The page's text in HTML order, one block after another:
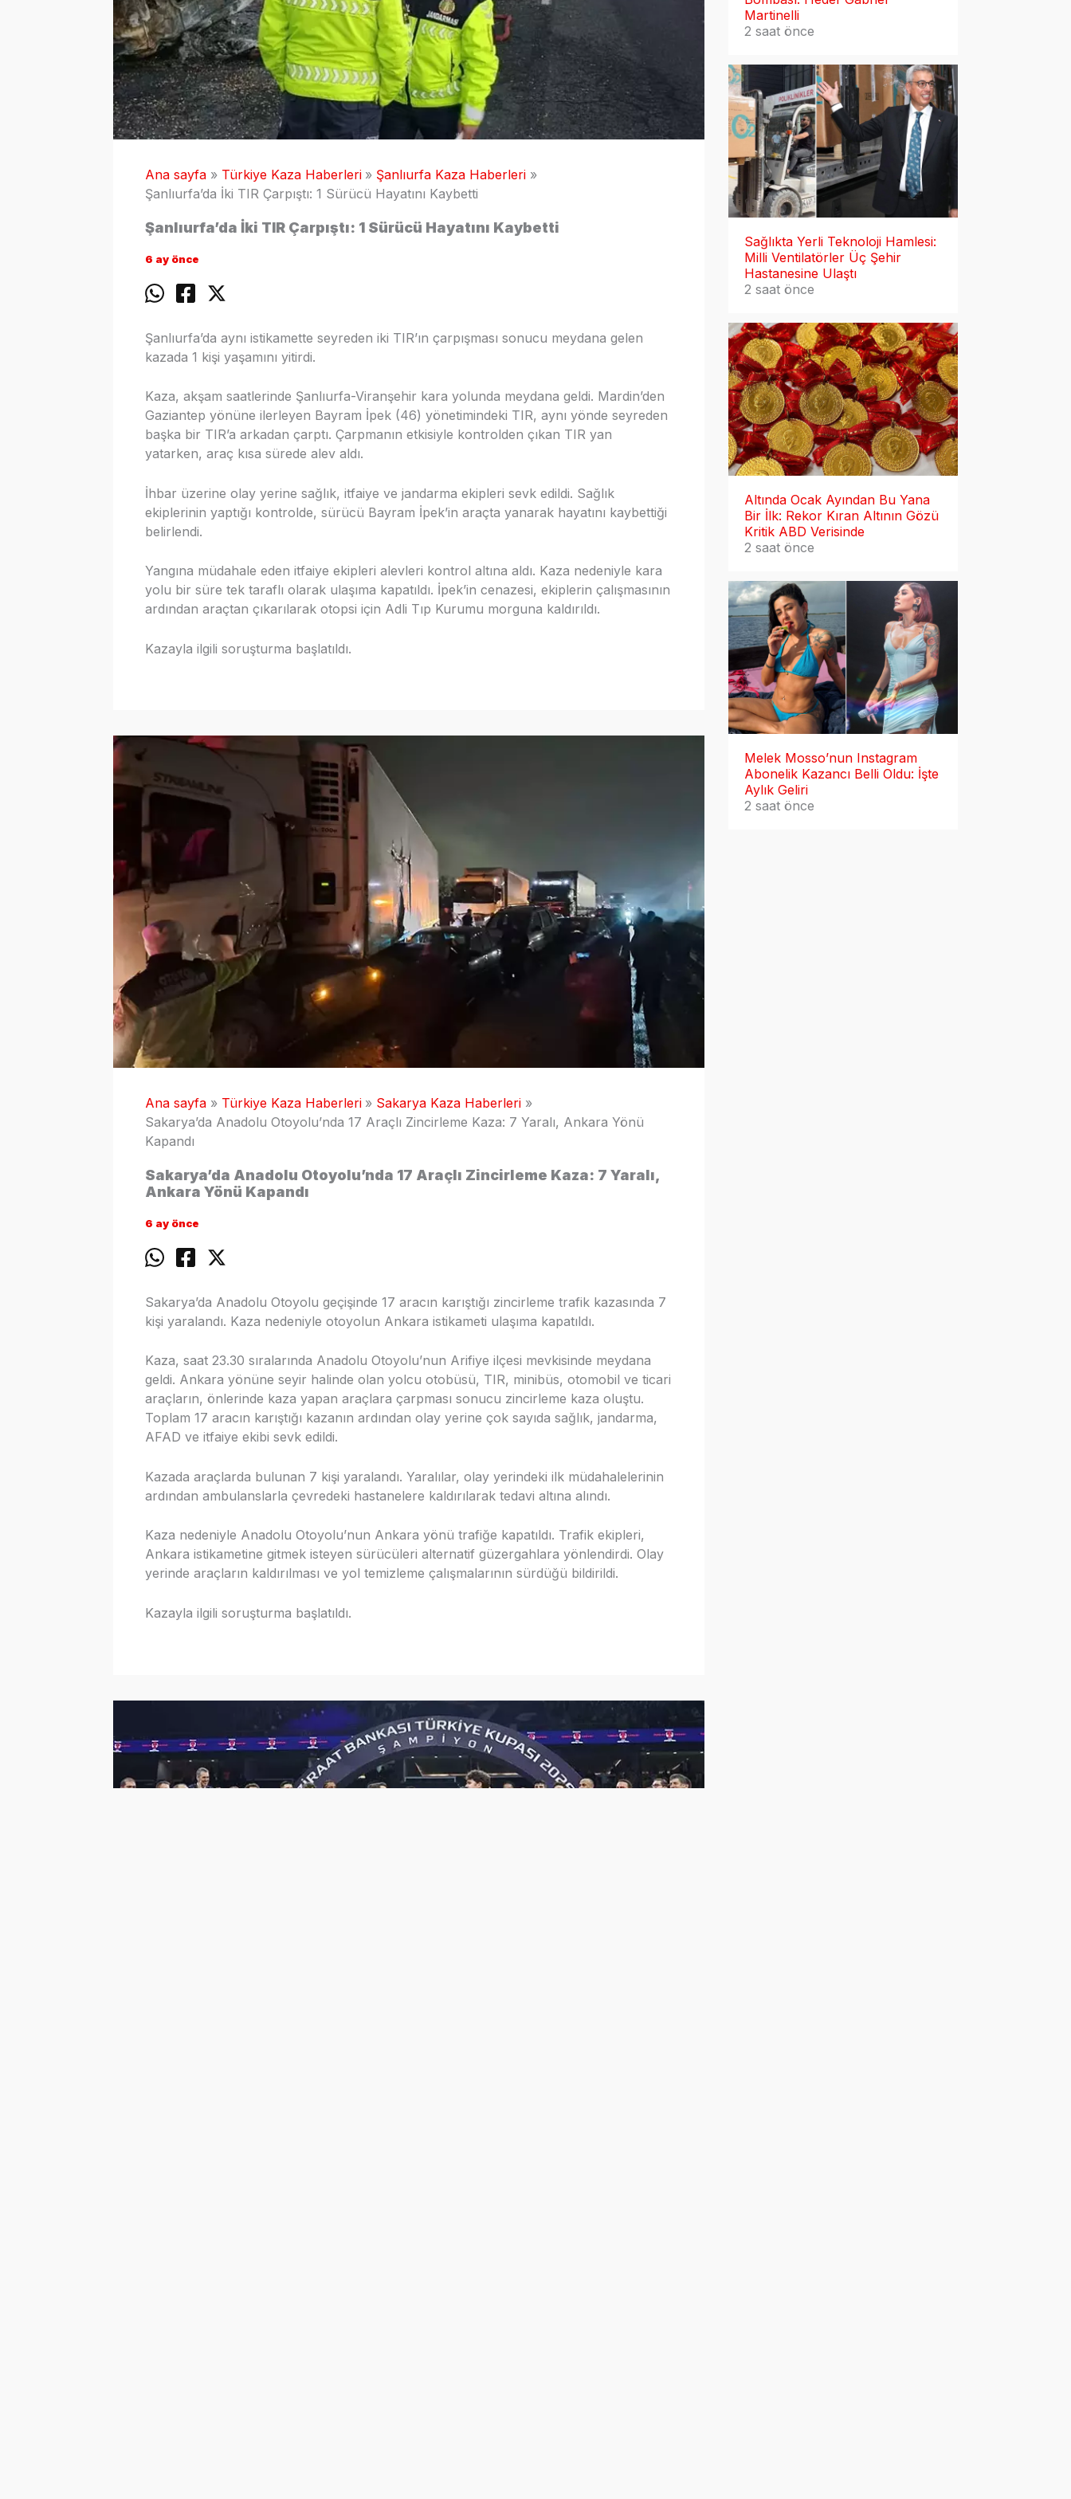
Ana sayfa Türkiye Kaza Haberleri
Şanlıurfa Kaza Haberleri
Şanlıurfa’da İki TIR Çarpıştı: 1 Sürücü Hayatını Kaybetti
Şanlıurfa’da İki TIR Çarpıştı: 1 Sürücü Hayatını Kaybetti
6 ay önce
Şanlıurfa’da aynı istikamette seyreden iki TIR’ın çarpışması sonucu meydana gelen
kazada 1 kişi yaşamını yitirdi.
Kaza, akşam saatlerinde Şanlıurfa-Viranşehir kara yolunda meydana geldi. Mardin’den
Gaziantep yönüne ilerleyen Bayram İpek (46) yönetimindeki TIR, aynı yönde seyreden
başka bir TIR’a arkadan çarptı. Çarpmanın etkisiyle kontrolden çıkan TIR yan
yatarken, araç kısa sürede alev aldı.
İhbar üzerine olay yerine sağlık, itfaiye ve jandarma ekipleri sevk edildi. Sağlık
ekiplerinin yaptığı kontrolde, sürücü Bayram İpek’in araçta yanarak hayatını kaybettiği
belirlendi.
Yangına müdahale eden itfaiye ekipleri alevleri kontrol altına aldı. Kaza nedeniyle kara
yolu bir süre tek taraflı olarak ulaşıma kapatıldı. İpek’in cenazesi, ekiplerin çalışmasının
ardından araçtan çıkarılarak otopsi için Adli Tıp Kurumu morguna kaldırıldı.
Kazayla ilgili soruşturma başlatıldı.
Ana sayfa Türkiye Kaza Haberleri
Sakarya Kaza Haberleri
Sakarya’da Anadolu Otoyolu’nda 17 Araçlı Zincirleme Kaza: 7 Yaralı, Ankara Yönü
Kapandı
Sakarya’da Anadolu Otoyolu’nda 17 Araçlı Zincirleme Kaza: 7 Yaralı,
Ankara Yönü Kapandı
6 ay önce
Sakarya’da Anadolu Otoyolu geçişinde 17 aracın karıştığı zincirleme trafik kazasında 7
kişi yaralandı. Kaza nedeniyle otoyolun Ankara istikameti ulaşıma kapatıldı.
Kaza, saat 23.30 sıralarında Anadolu Otoyolu’nun Arifiye ilçesi mevkisinde meydana
geldi. Ankara yönüne seyir halinde olan yolcu otobüsü, TIR, minibüs, otomobil ve ticari
araçların, önlerinde kaza yapan araçlara çarpması sonucu zincirleme kaza oluştu.
Toplam 17 aracın karıştığı kazanın ardından olay yerine çok sayıda sağlık, jandarma,
AFAD ve itfaiye ekibi sevk edildi.
Kazada araçlarda bulunan 7 kişi yaralandı. Yaralılar, olay yerindeki ilk müdahalelerinin
ardından ambulanslarla çevredeki hastanelere kaldırılarak tedavi altına alındı.
Kaza nedeniyle Anadolu Otoyolu’nun Ankara yönü trafiğe kapatıldı. Trafik ekipleri,
Ankara istikametine gitmek isteyen sürücüleri alternatif güzergahlara yönlendirdi. Olay
yerinde araçların kaldırılması ve yol temizleme çalışmalarının sürdüğü bildirildi.
Kazayla ilgili soruşturma başlatıldı.
Martinelli
2 saat önce
Sağlıkta Yerli Teknoloji Hamlesi:
Milli Ventilatörler Üç Şehir
Hastanesine Ulaştı
2 saat önce
Altında Ocak Ayından Bu Yana
Bir İlk: Rekor Kıran Altının Gözü
Kritik ABD Verisinde
2 saat önce
Melek Mosso’nun Instagram
Abonelik Kazancı Belli Oldu: İşte
Aylık Geliri
2 saat önce